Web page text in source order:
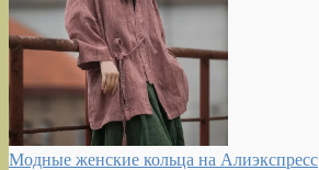
Модные женские кольца на Алиэкспресс